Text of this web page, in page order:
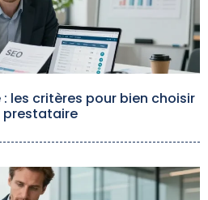
: les critères pour bien choisir
prestataire